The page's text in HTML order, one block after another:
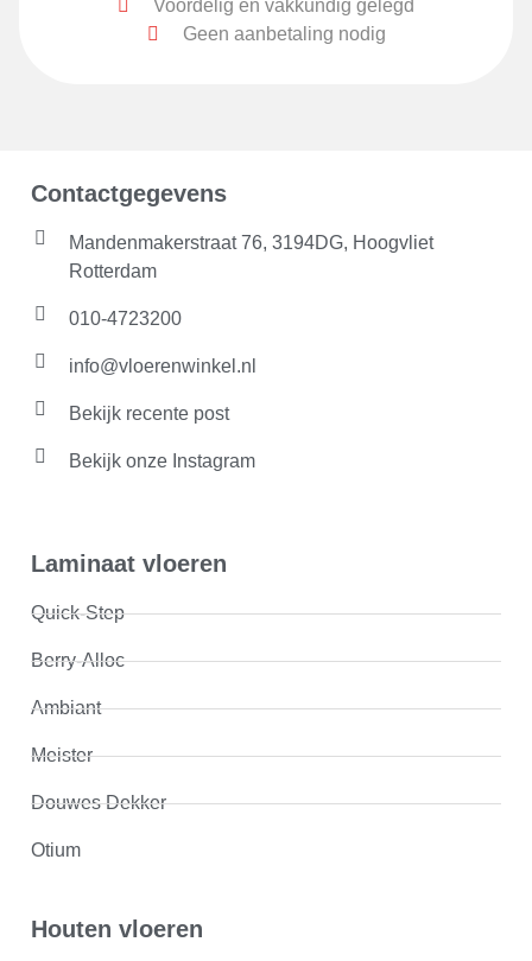
Voordelig en vakkundig gelegd
Geen aanbetaling nodig
Contactgegevens
Mandenmakerstraat 76, 3194DG, Hoogvliet
Rotterdam
010-4723200
info@vloerenwinkel.nl
Bekijk recente post
Bekijk onze Instagram
Laminaat vloeren
Quick-Step
Berry-Alloc
Ambiant
Meister
Douwes Dekker
Otium
Houten vloeren